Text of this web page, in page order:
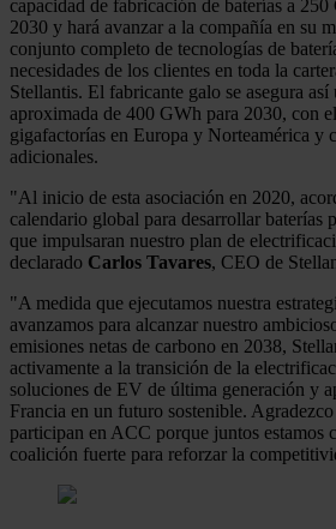
capacidad de fabricación de baterías a
2030 y hará avanzar a la compañía en su
conjunto completo de tecnologías de
necesidades de los clientes en toda la
Stellantis. El fabricante galo se asegura así
aproximada de 400 GWh para 2030, con
gigafactorías en Europa y Norteamérica y
adicionales.
"Al inicio de esta asociación en 2020,
calendario global para desarrollar baterías
que impulsaran nuestro plan de
declarado Carlos Tavares, CEO de
"A medida que ejecutamos nuestra
avanzamos para alcanzar nuestro
emisiones netas de carbono en 2038,
activamente a la transición de la
soluciones de EV de última generación y
Francia en un futuro sostenible.
participan en ACC porque juntos estamos
coalición fuerte para reforzar la